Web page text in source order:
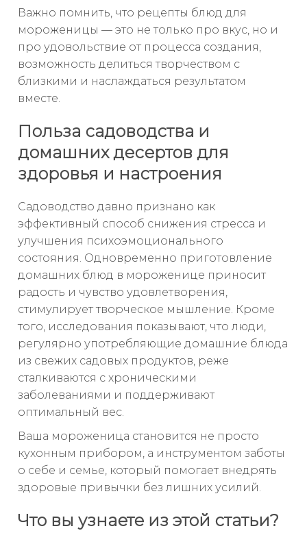
Важно помнить, что рецепты блюд для
мороженицы — это не только про вкус, но и
про удовольствие от процесса создания,
возможность делиться творчеством с
близкими и наслаждаться результатом
вместе.
Польза садоводства и
домашних десертов для
здоровья и настроения
Садоводство давно признано как
эффективный способ снижения стресса и
улучшения психоэмоционального
состояния. Одновременно приготовление
домашних блюд в мороженице приносит
радость и чувство удовлетворения,
стимулирует творческое мышление. Кроме
того, исследования показывают, что люди,
регулярно употребляющие домашние блюда
из свежих садовых продуктов, реже
сталкиваются с хроническими
заболеваниями и поддерживают
оптимальный вес.
Ваша мороженица становится не просто
кухонным прибором, а инструментом заботы
о себе и семье, который помогает внедрять
здоровые привычки без лишних усилий.
Что вы узнаете из этой статьи?